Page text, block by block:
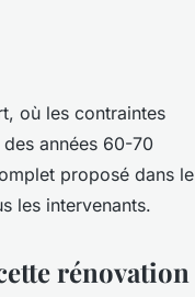
où les contraintes
années 60-70
proposé dans le
les intervenants.
rénovation